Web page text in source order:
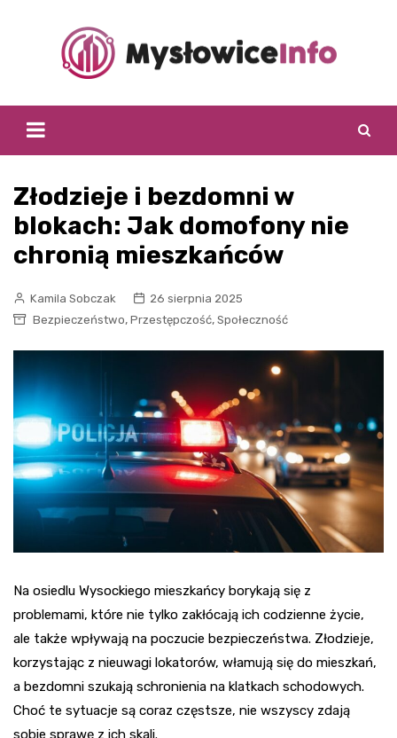
Złodzieje i bezdomni w
blokach: Jak domofony nie
chronią mieszkańców
Kamila Sobczak
26 sierpnia 2025
Bezpieczeństwo, Przestępczość, Społeczność
Na osiedlu Wysockiego mieszkańcy borykają się z
problemami, które nie tylko zakłócają ich codzienne życie,
ale także wpływają na poczucie bezpieczeństwa. Złodzieje,
korzystając z nieuwagi lokatorów, włamują się do mieszkań,
a bezdomni szukają schronienia na klatkach schodowych.
Choć te sytuacje są coraz częstsze, nie wszyscy zdają
sobie sprawę z ich skali.